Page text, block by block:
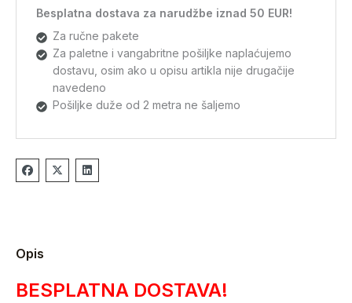
Besplatna dostava za narudžbe iznad 50 EUR!
Za ručne pakete
Za paletne i vangabritne pošiljke naplaćujemo
dostavu, osim ako u opisu artikla nije drugačije
navedeno
Pošiljke duže od 2 metra ne šaljemo
Opis
BESPLATNA DOSTAVA!